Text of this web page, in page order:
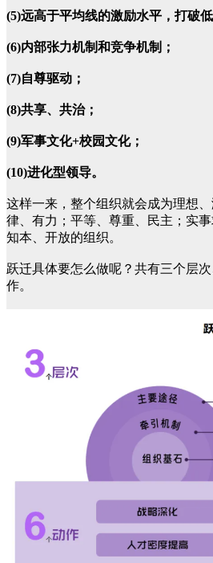
(5)远高于平均线的激励水平，打破
(6)内部张力机制和竞争机制；
(7)自尊驱动；
(8)共享、共治；
(9)军事文化+校园文化；
(10)进化型领导。
这样一来，整个组织就会成为理想
律、有力；平等、尊重、民主；实事
知本、开放的组织。
跃迁具体要怎么做呢？共有三个层
作。